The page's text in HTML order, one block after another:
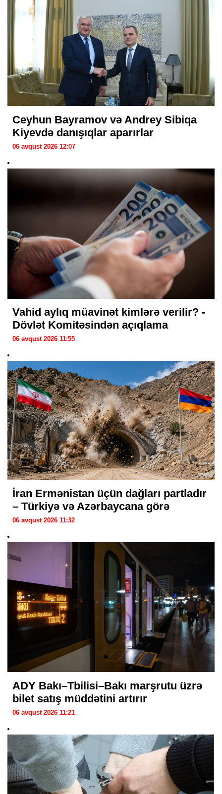
Ceyhun Bayramov və Andrey Sibiqa
Kiyevdə danışıqlar aparırlar
06 avqust 2026 12:07
Vahid aylıq müavinət kimlərə verilir? -
Dövlət Komitəsindən açıqlama
06 avqust 2026 11:55
İran Ermənistan üçün dağları partladır
– Türkiyə və Azərbaycana görə
06 avqust 2026 11:32
ADY Bakı–Tbilisi–Bakı marşrutu üzrə
bilet satış müddətini artırır
06 avqust 2026 11:21